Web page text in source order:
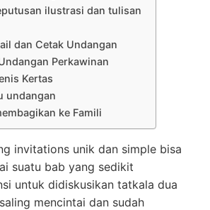
ilustrasi dan tulisan
dan Cetak Undangan
Perkawinan
Kertas
undangan
ke Famili
invitations unik dan simple bisa
suatu bab yang sedikit
untuk didiskusikan tatkala dua
mencintai dan sudah